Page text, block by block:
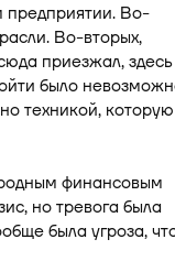
предприятии. Во-
Во-вторых,
приезжал,
было
техникой, которую
финансовым
но тревога была
была угроза,